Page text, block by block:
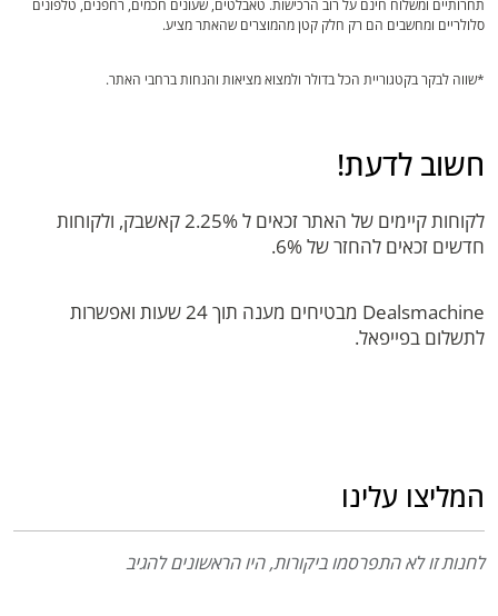
תחרותיים ומשלוח חינם על רוב הרכישות. טאבלטים, שעונים חכמים, רחפנים, טלפונים
סלולריים ומחשבים הם רק חלק קטן מהמוצרים שהאתר מציע.
*שווה לבקר בקטגוריית הכל בדולר ולמצוא מציאות והנחות ברחבי האתר.
חשוב לדעת!
לקוחות קיימים של האתר זכאים ל 2.25% קאשבק, ולקוחות
חדשים זכאים להחזר של 6%.
Dealsmachine מבטיחים מענה תוך 24 שעות ואפשרות
לתשלום בפייפאל.
המליצו עלינו
לחנות זו לא התפרסמו ביקורות, היו הראשונים להגיב